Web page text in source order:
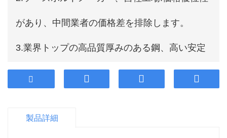
があり、中間業者の価格差を排除します。
3.業界トップの高品質厚みのある鋼、高い安定
性、長持ちする耐久性を採用します。
5.プロフェッショナルな販売とアフターサービ
製品詳細